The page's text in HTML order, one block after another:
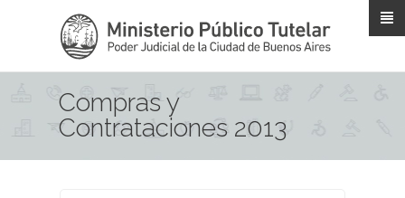
Compras y
Contrataciones 2013